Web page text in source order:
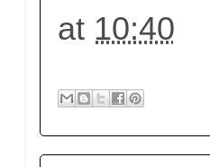
at 10:40